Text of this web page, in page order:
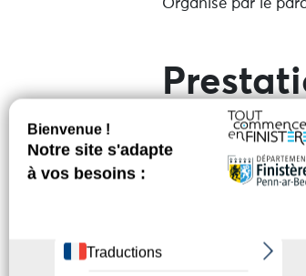
Organisé par le
Entrée